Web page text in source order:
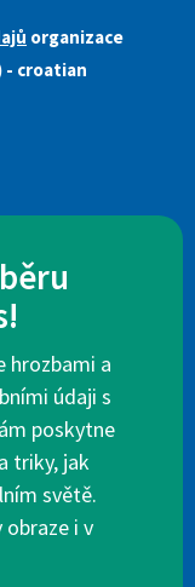
organizace
- croatian
hrozbami a
údaji s
poskytne
triky, jak
světě.
i v